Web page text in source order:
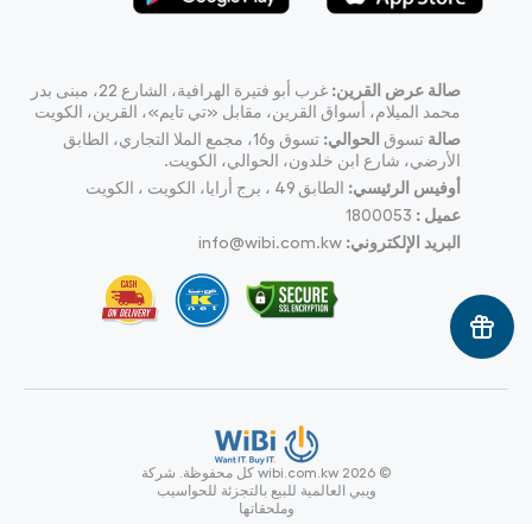
صالة عرض القرين:
غرب أبو فتيرة الهرافية، الشارع 22، مبنى بدر
محمد الميلام، أسواق القرين، مقابل «تي تايم»، القرين، الكويت
صالة تسوق الحوالي:
تسوق و16، مجمع الملا التجاري، الطابق
الأرضي، شارع ابن خلدون، الحوالي، الكويت.
أوفيس الرئيسي: الطابق 49 ، برج أرايا، الكويت ، الكويت
عميل : 1800053
البريد الإلكتروني: info@wibi.com.kw
© wibi.com.kw 2026 كل محفوظة. شركة
ويبي العالمية للبيع بالتجزئة للحواسيب
وملحقاتها